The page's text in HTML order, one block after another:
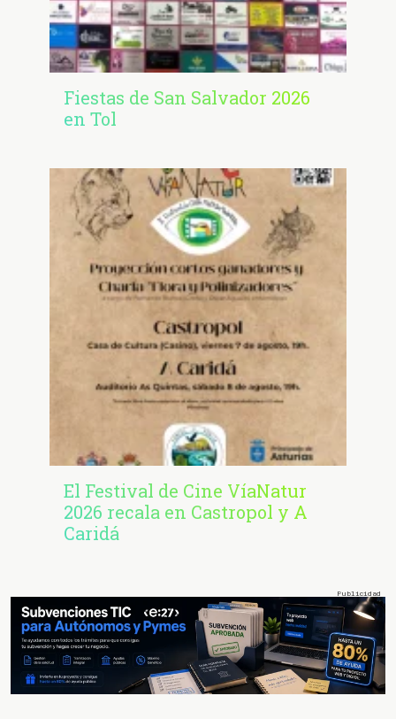
Fiestas de San Salvador 2026
en Tol
El Festival de Cine VíaNatur
2026 recala en Castropol y A
Caridá